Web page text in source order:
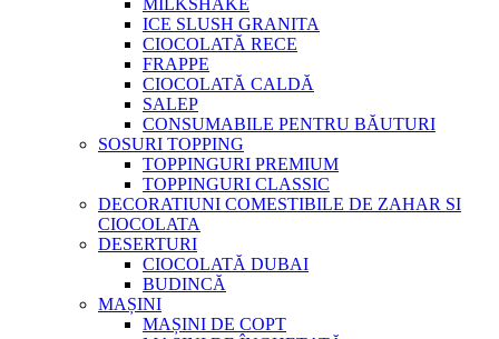
MILKSHAKE
ICE SLUSH GRANITA
CIOCOLATĂ RECE
FRAPPE
CIOCOLATĂ CALDĂ
SALEP
CONSUMABILE PENTRU BĂUTURI
SOSURI TOPPING
TOPPINGURI PREMIUM
TOPPINGURI CLASSIC
DECORATIUNI COMESTIBILE DE ZAHAR SI
CIOCOLATA
DESERTURI
CIOCOLATĂ DUBAI
BUDINCĂ
MAȘINI
MAȘINI DE COPT